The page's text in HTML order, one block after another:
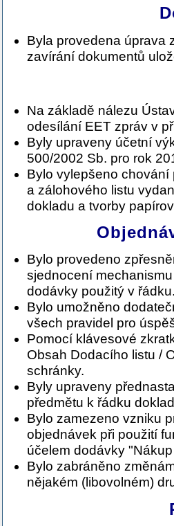
Byla provedena úprava
zavírání dokumentů
Na základě nálezu
odesílání EET zpráv v
Byly upraveny účetní
500/2002 Sb. pro rok
Bylo vylepšeno
a zálohového listu
dokladu a tvorby
Bylo provedeno
sjednocení
dodávky použitý v
Bylo umožněno
všech pravidel pro
Pomocí klávesové
Obsah Dodacího listu /
schránky.
Byly upraveny
předmětu k řádku
Bylo zamezeno vzniku
objednávek při použití
účelem dodávky
Bylo zabráněno
nějakém (libovolném)